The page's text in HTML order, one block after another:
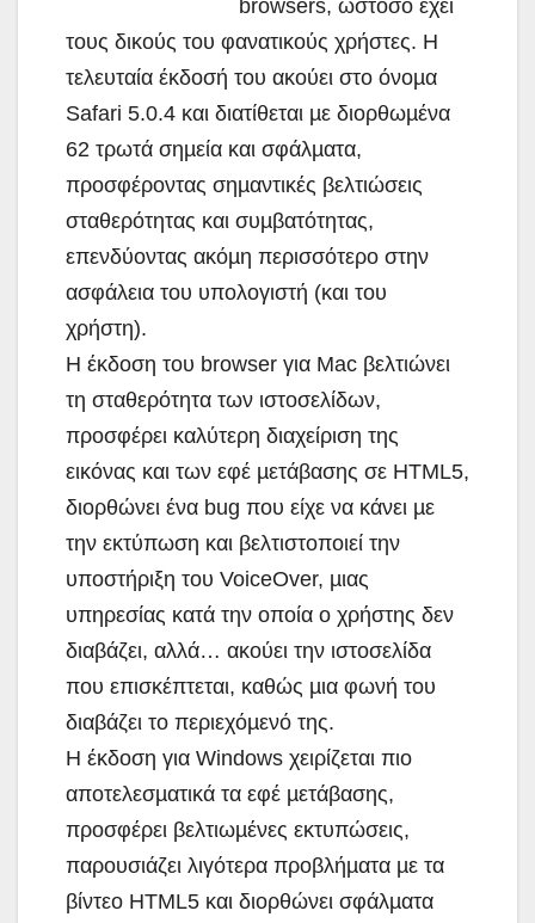
browsers, ωστόσο έχει
τους δικούς του φανατικούς χρήστες. Η
τελευταία έκδοσή του ακούει στο όνοµα
Safari 5.0.4 και διατίθεται µε διορθωµένα
62 τρωτά σηµεία και σφάλµατα,
προσφέροντας σηµαντικές βελτιώσεις
σταθερότητας και συµβατότητας,
επενδύοντας ακόµη περισσότερο στην
ασφάλεια του υπολογιστή (και του
χρήστη).
Η έκδοση του browser για Mac βελτιώνει
τη σταθερότητα των ιστοσελίδων,
προσφέρει καλύτερη διαχείριση της
εικόνας και των εφέ µετάβασης σε HTML5,
διορθώνει ένα bug που είχε να κάνει µε
την εκτύπωση και βελτιστοποιεί την
υποστήριξη του VoiceOver, µιας
υπηρεσίας κατά την οποία ο χρήστης δεν
διαβάζει, αλλά… ακούει την ιστοσελίδα
που επισκέπτεται, καθώς µια φωνή του
διαβάζει το περιεχόµενό της.
Η έκδοση για Windows χειρίζεται πιο
αποτελεσµατικά τα εφέ µετάβασης,
προσφέρει βελτιωµένες εκτυπώσεις,
παρουσιάζει λιγότερα προβλήµατα µε τα
βίντεο HTML5 και διορθώνει σφάλµατα